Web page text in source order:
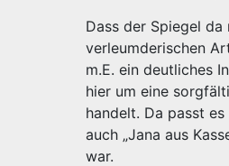
Dass der Spiegel da
verleumderischen
m.E. ein deutliches
hier um eine
handelt. Da passt
auch „Jana aus
war.